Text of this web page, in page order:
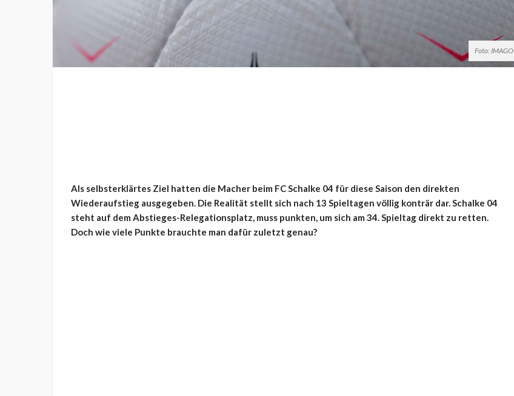
Foto: IMAGO
Als selbsterklärtes Ziel hatten die Macher beim FC Schalke 04 für diese Saison den direkten
Wiederaufstieg ausgegeben. Die Realität stellt sich nach 13 Spieltagen völlig konträr dar. Schalke 04
steht auf dem Abstieges-Relegationsplatz, muss punkten, um sich am 34. Spieltag direkt zu retten.
Doch wie viele Punkte brauchte man dafür zuletzt genau?